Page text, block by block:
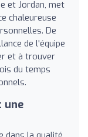
et Jordan, met
chaleureuse
De
de l'équipe
et à trouver
du temps
une